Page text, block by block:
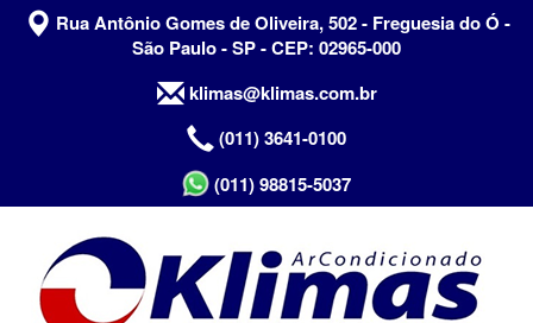
Rua Antônio Gomes de Oliveira, 502 - Freguesia do Ó -
São Paulo - SP - CEP: 02965-000
klimas@klimas.com.br
(011) 3641-0100
(011) 98815-5037